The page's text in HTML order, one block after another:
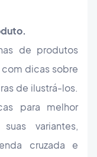
de produtos
dicas sobre
de ilustrá-los.
para melhor
variantes,
cruzada e